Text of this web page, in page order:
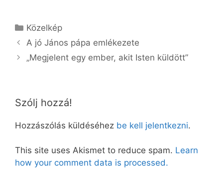
Kategória
Közelkép
A jó János pápa emlékezete
„Megjelent egy ember, akit Isten küldött”
Szólj hozzá!
Hozzászólás küldéséhez be kell jelentkezni.
This site uses Akismet to reduce spam. Learn
how your comment data is processed.